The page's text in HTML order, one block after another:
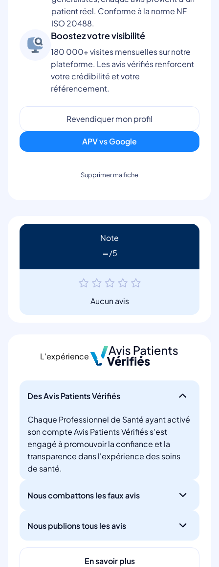
patient réel. Conforme à la norme NF
ISO 20488.
Boostez votre visibilité
180 000+ visites mensuelles sur notre
plateforme. Les avis vérifiés renforcent
votre crédibilité et votre
référencement.
Revendiquer mon profil
APV vs Google
Supprimer ma fiche
Note
-
Aucun avis
L’expérience
Des Avis Patients Vérifiés
Chaque Professionnel de Santé ayant activé
son compte Avis Patients Vérifiés s'est
engagé à promouvoir la confiance et la
transparence dans l'expérience des soins
de santé.
Nous combattons les faux avis
Nous publions tous les avis
En savoir plus